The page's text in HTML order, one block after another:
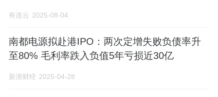
有连云 2025-08-04
南都电源拟赴港IPO：两次定增失败负债率升
至80% 毛利率跌入负值5年亏损近30亿
新浪财经 2025-04-28